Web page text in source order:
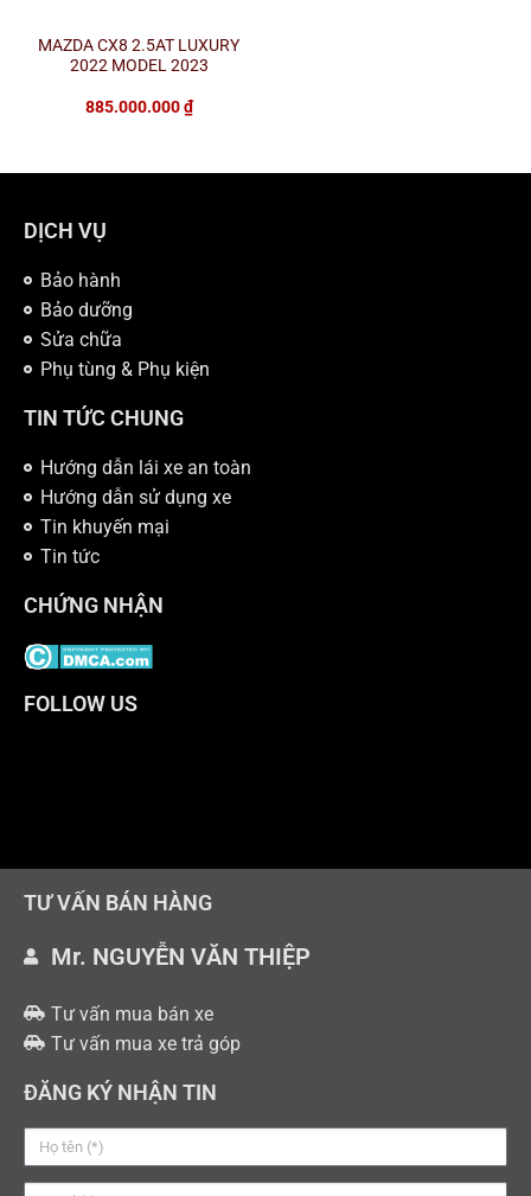
MAZDA CX8 2.5AT LUXURY
2022 MODEL 2023
885.000.000₫
DỊCH VỤ
Bảo hành
Bảo dưỡng
Sửa chữa
Phụ tùng & Phụ kiện
TIN TỨC CHUNG
Hướng dẫn lái xe an toàn
Hướng dẫn sử dụng xe
Tin khuyến mại
Tin tức
CHỨNG NHẬN
FOLLOW US
TƯ VẤN BÁN HÀNG
Mr. NGUYỄN VĂN THIỆP
Tư vấn mua bán xe
Tư vấn mua xe trả góp
ĐĂNG KÝ NHẬN TIN